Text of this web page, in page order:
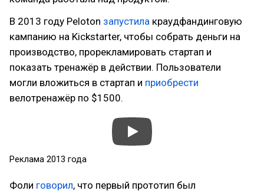
В 2013 году Peloton запустила краудфандинговую
кампанию на Kickstarter, чтобы собрать деньги на
производство, прорекламировать стартап и
показать тренажёр в действии. Пользователи
могли вложиться в стартап и приобрести
велотренажёр по $1500.
Реклама 2013 года
Фоли говорил, что первый прототип был